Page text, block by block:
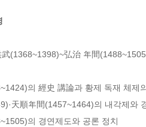
(1368~1398)~弘治 年間
의 經史 講論과 황제 독재 체제
天順年間(1457~1464)의 내각제와
의 경연제도와 공론 정치